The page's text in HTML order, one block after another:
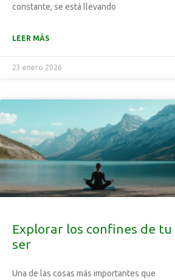
constante, se está llevando
LEER MÁS
23 enero 2026
Explorar los confines de tu
ser
Una de las cosas más importantes que